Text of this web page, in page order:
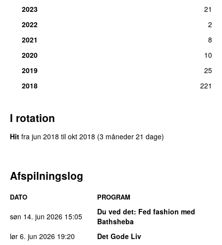
2023
21
2022
2
2021
8
2020
10
2019
25
2018
221
I rotation
Hit fra jun 2018 til okt 2018 (3 måneder 21 dage)
Afspilningslog
DATO PROGRAM
søn 14. jun 2026 15:05 Du ved det: Fed fashion med
Bathsheba
lør 6. jun 2026 19:20
Det Gode Liv